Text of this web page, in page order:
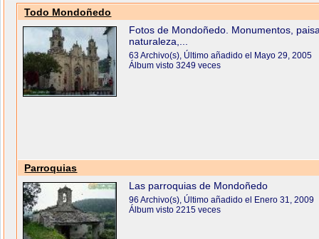
Todo Mondoñedo
Fotos de Mondoñedo. Monumentos,
naturaleza,...
63 Archivo(s), Último añadido el Mayo 29, 2005
Álbum visto 3249 veces
Parroquias
Las parroquias de Mondoñedo
96 Archivo(s), Último añadido el Enero 31, 2009
Álbum visto 2215 veces